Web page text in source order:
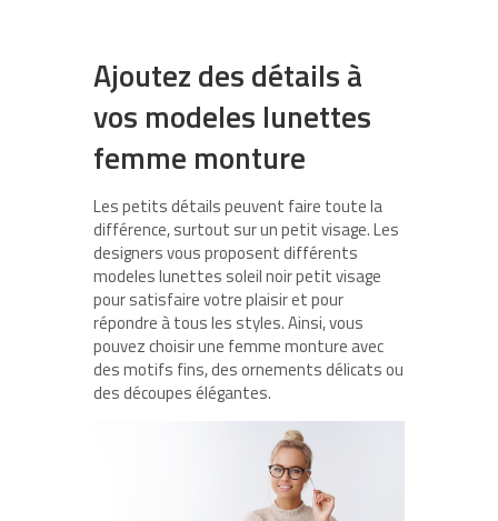
Ajoutez des détails à
vos modeles lunettes
femme monture
Les petits détails peuvent faire toute la
différence, surtout sur un petit visage. Les
designers vous proposent différents
modeles lunettes soleil noir petit visage
pour satisfaire votre plaisir et pour
répondre à tous les styles. Ainsi, vous
pouvez choisir une femme monture avec
des motifs fins, des ornements délicats ou
des découpes élégantes.